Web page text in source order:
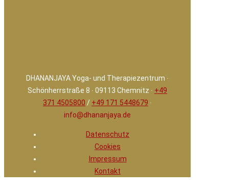
DHANANJAYA Yoga- und Therapiezentrum ∙
Schönherrstraße 8 ∙ 09113 Chemnitz ∙ +49
371 4505800 / +49 171 5448679 ∙
info@dhananjaya.de
Datenschutz
Cookies
Impressum
Kontakt